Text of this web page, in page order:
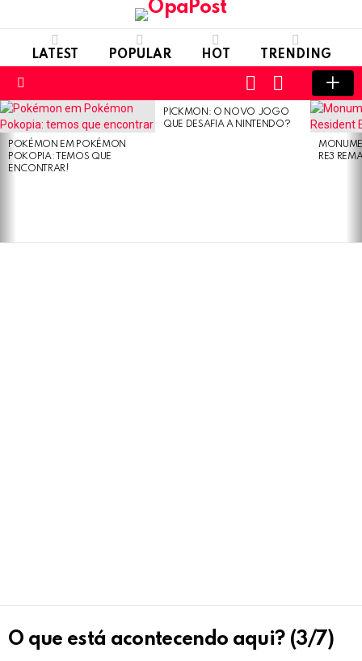
LATEST POPULAR HOT TRENDING
SWITCH
SKIN
LOGIN
LATEST
STORIES
POKÉMON EM POKÉMON
POKOPIA: TEMOS QUE
ENCONTRAR!
PICKMON: O NOVO JOGO
QUE DESAFIA A NINTENDO?
RE3
O que está acontecendo aqui? (3/7)